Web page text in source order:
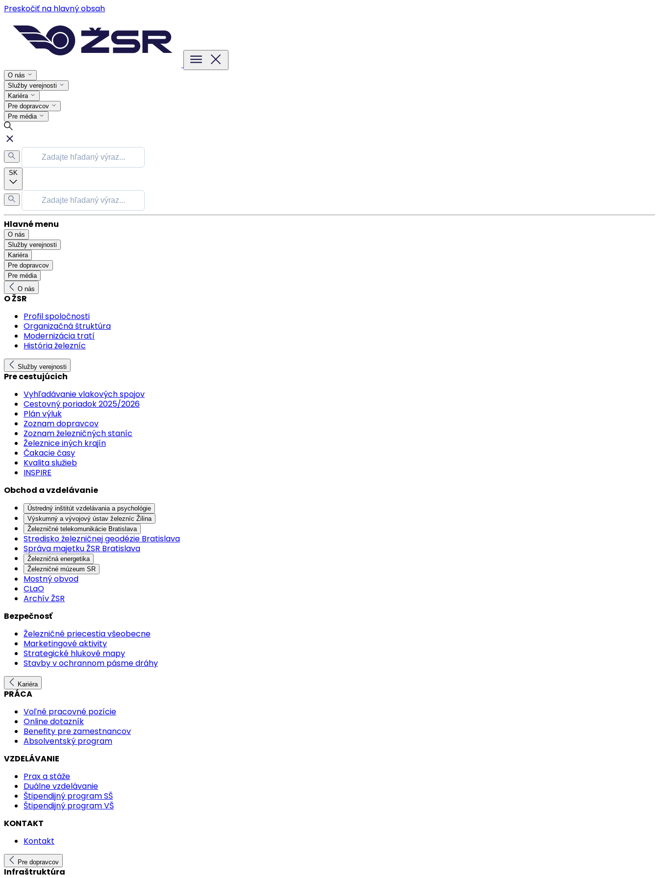
Preskočiť na hlavný obsah
O nás
Služby verejnosti
Kariéra
Pre dopravcov
Pre média
SK
Hlavné menu
O nás
Služby verejnosti
Kariéra
Pre dopravcov
Pre média
O nás
O ŽSR
Profil spoločnosti
Organizačná štruktúra
Modernizácia tratí
História železníc
Služby verejnosti
Pre cestujúcich
Vyhľadávanie vlakových spojov
Cestovný poriadok 2025/2026
Plán výluk
Zoznam dopravcov
Zoznam železničných staníc
Železnice iných krajín
Čakacie časy
Kvalita služieb
INSPIRE
Obchod a vzdelávanie
Ústredný inštitút vzdelávania a psychológie
Výskumný a vývojový ústav železníc Žilina
Železničné telekomunikácie Bratislava
Stredisko železničnej geodézie Bratislava
Správa majetku ŽSR Bratislava
Železničná energetika
Železničné múzeum SR
Mostný obvod
CLaO
Archív ŽSR
Bezpečnosť
Železničné priecestia všeobecne
Marketingové aktivity
Strategické hlukové mapy
Stavby v ochrannom pásme dráhy
Kariéra
PRÁCA
Voľné pracovné pozície
Online dotazník
Benefity pre zamestnancov
Absolventský program
VZDELÁVANIE
Prax a stáže
Duálne vzdelávanie
Štipendijný program SŠ
Štipendijný program VŠ
KONTAKT
Kontakt
Pre dopravcov
Infraštruktúra